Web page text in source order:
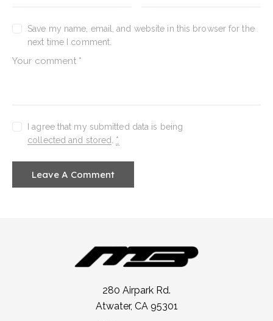
Save my name, email, and website in this browser for the
next time I comment.
I agree that my submitted data is being
collected and stored
*
280 Airpark Rd.
Atwater, CA 95301